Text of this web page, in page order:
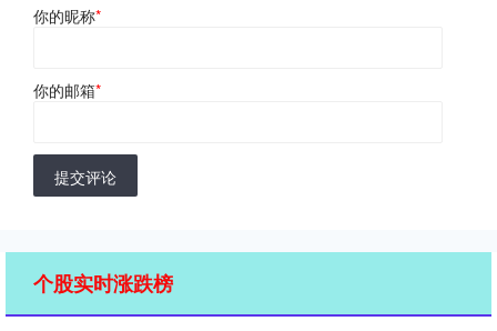
你的昵称*
你的邮箱*
提交评论
个股实时涨跌榜